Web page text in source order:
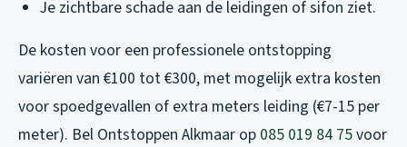
Je zichtbare schade aan de leidingen of sifon ziet.
De kosten voor een professionele ontstopping
variëren van €100 tot €300, met mogelijk extra kosten
voor spoedgevallen of extra meters leiding (€7-15 per
meter). Bel Ontstoppen Alkmaar op 085 019 84 75voor